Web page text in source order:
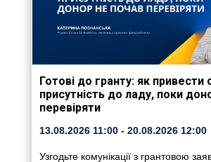
Готові до гранту: як привести
присутність до ладу, поки
перевіряти
13.08.202611:00- 20.08.202612:00
Узгодьте комунікації з грантовою